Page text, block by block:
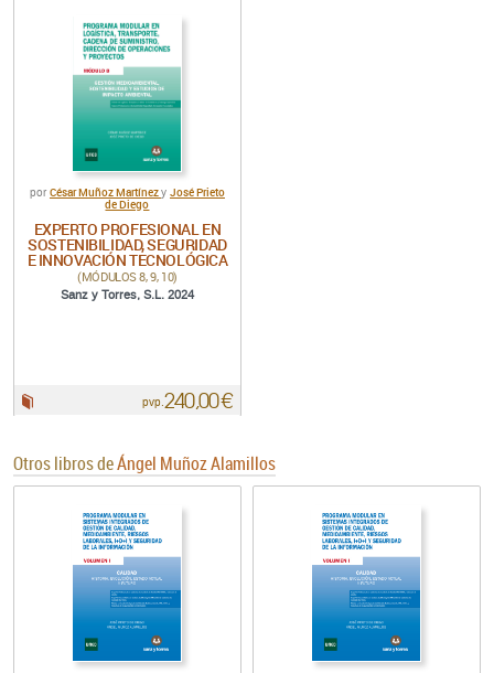
por César Muñoz Martínezy José Prieto
de Diego
EXPERTO PROFESIONAL EN
SOSTENIBILIDAD, SEGURIDAD
E INNOVACIÓN TECNOLÓGICA
(MÓDULOS 8, 9, 10)
Sanz y Torres, S.L. 2024
pvp.240,00 €
Otros libros deÁngel Muñoz Alamillos